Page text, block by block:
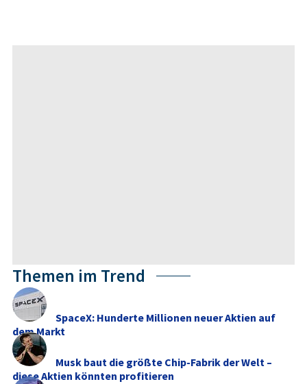
Themen im Trend
SpaceX: Hunderte Millionen neuer Aktien auf
dem Markt
Musk baut die größte Chip-Fabrik der Welt –
diese Aktien könnten profitieren